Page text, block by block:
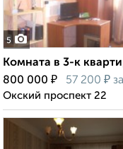
5
Комната в 3-к
800 000 ₽ 57 200 ₽
Окский проспект 22